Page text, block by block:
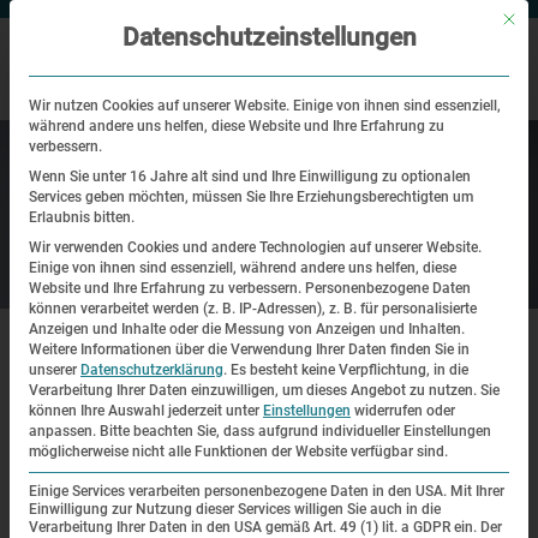
Ihr Besuch
Start·seite | Besuch | Oft gefragte Fragen
Oft gefragte Fragen
Können Kinder die KZ-Gedenk·stätte
Dachau besuchen?
Mit
Datenschutzeinstellungen
Wir nutzen Cookies auf unserer Website. Einige von ihnen sind essenziell,
während andere uns helfen, diese Website und Ihre Erfahrung zu
verbessern.
Wenn Sie unter 16 Jahre alt sind und Ihre Einwilligung zu optionalen
Services geben möchten, müssen Sie Ihre Erziehungsberechtigten um
Erlaubnis bitten.
Wir verwenden Cookies und andere Technologien auf unserer Website.
Einige von ihnen sind essenziell, während andere uns helfen, diese
Website und Ihre Erfahrung zu verbessern. Personenbezogene Daten
können verarbeitet werden (z. B. IP-Adressen), z. B. für personalisierte
Anzeigen und Inhalte oder die Messung von Anzeigen und Inhalten.
Weitere Informationen über die Verwendung Ihrer Daten finden Sie in
unserer Datenschutzerklärung. Es besteht keine Verpflichtung, in die
Verarbeitung Ihrer Daten einzuwilligen, um dieses Angebot zu nutzen. Sie
können Ihre Auswahl jederzeit unter Einstellungen widerrufen oder
anpassen. Bitte beachten Sie, dass aufgrund individueller Einstellungen
möglicherweise nicht alle Funktionen der Website verfügbar sind.
Einige Services verarbeiten personenbezogene Daten in den USA. Mit Ihrer
Einwilligung zur Nutzung dieser Services willigen Sie auch in die
Verarbeitung Ihrer Daten in den USA gemäß Art. 49 (1) lit. a GDPR ein. Der